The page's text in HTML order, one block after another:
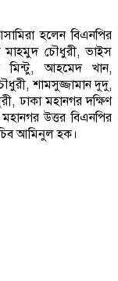
হলেন বিএনপির
মাহমুদ চৌধুরী, ভাইস
মিন্টু, আহমেদ খান,
শামসুজ্জামান দুদু,
ঢাকা মহানগর দক্ষিণ
উত্তর বিএনপির
আমিনুল হক।